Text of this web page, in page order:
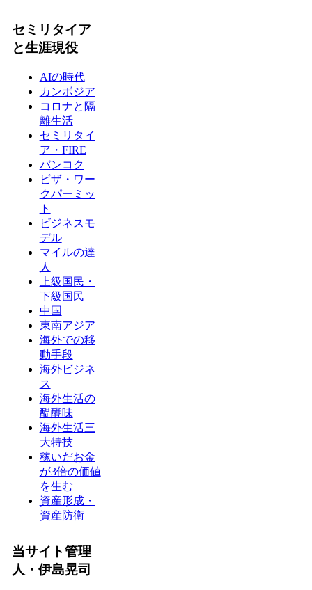
セミリタイア
と生涯現役
AIの時代
カンボジア
コロナと隔
離生活
セミリタイ
ア・FIRE
バンコク
ビザ・ワー
クパーミッ
ト
ビジネスモ
デル
マイルの達
人
上級国民・
下級国民
中国
東南アジア
海外での移
動手段
海外ビジネ
ス
海外生活の
醍醐味
海外生活三
大特技
稼いだお金
が3倍の価値
を生む
資産形成・
資産防衛
当サイト管理
人・伊島晃司